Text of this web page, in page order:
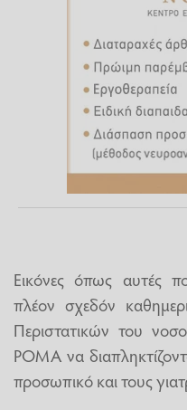
Εικόνες όπως αυτές
πλέον σχεδόν
Περιστατικών του
ΡΟΜΑ να
προσωπικό και τους